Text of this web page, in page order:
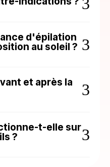
d'épilation
au soleil ? 3
et après la 3
t-elle sur
? 3